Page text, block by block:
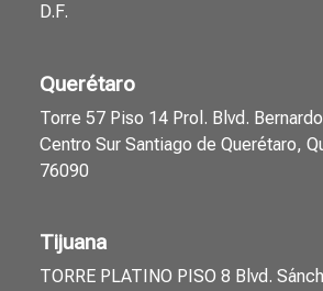
D.F.
Querétaro
Torre 57 Piso 14 Prol. Blvd.
Centro Sur Santiago de Querétaro,
76090
Tijuana
TORRE PLATINO PISO 8 Blvd.